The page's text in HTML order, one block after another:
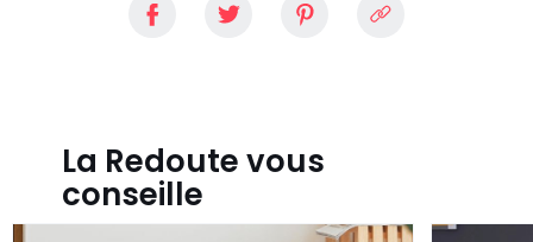
La Redoute vous
conseille